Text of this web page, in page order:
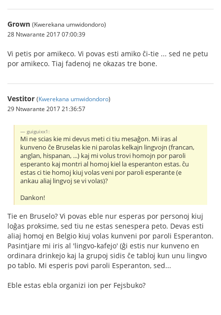
Grown (Kwerekana umwidondoro)
28 Ntwarante 2017 07:00:39
Vi petis por amikeco. Vi povas esti amiko ĉi-tie ... sed ne petu
por amikeco. Tiaj fadenoj ne okazas tre bone.
Vestitor (Kwerekana umwidondoro)
29 Ntwarante 2017 21:36:57
guiguixx1:
Mi ne scias kie mi devus meti ci tiu mesaĝon. Mi iras al
kunveno ĉe Bruselas kie ni parolas kelkajn lingvojn (francan,
anglan, hispanan, ...) kaj mi volus trovi homojn por paroli
esperanto kaj montri al homoj kiel la esperanton estas. ĉu
estas ci tie homoj kiuj volas veni por paroli esperante (e
ankau aliaj lingvoj se vi volas)?
Dankon!
Tie en Bruselo? Vi povas eble nur esperas por personoj kiuj
loĝas proksime, sed tiu ne estas senespera peto. Devas esti
aliaj homoj en Belgio kiuj volas kunveni por paroli Esperanton.
Pasintjare mi iris al 'lingvo-kafejo' (ĝi estis nur kunveno en
ordinara drinkejo kaj la grupoj sidis ĉe tabloj kun unu lingvo
po tablo. Mi esperis povi paroli Esperanton, sed...
Eble estas ebla organizi ion per Fejsbuko?